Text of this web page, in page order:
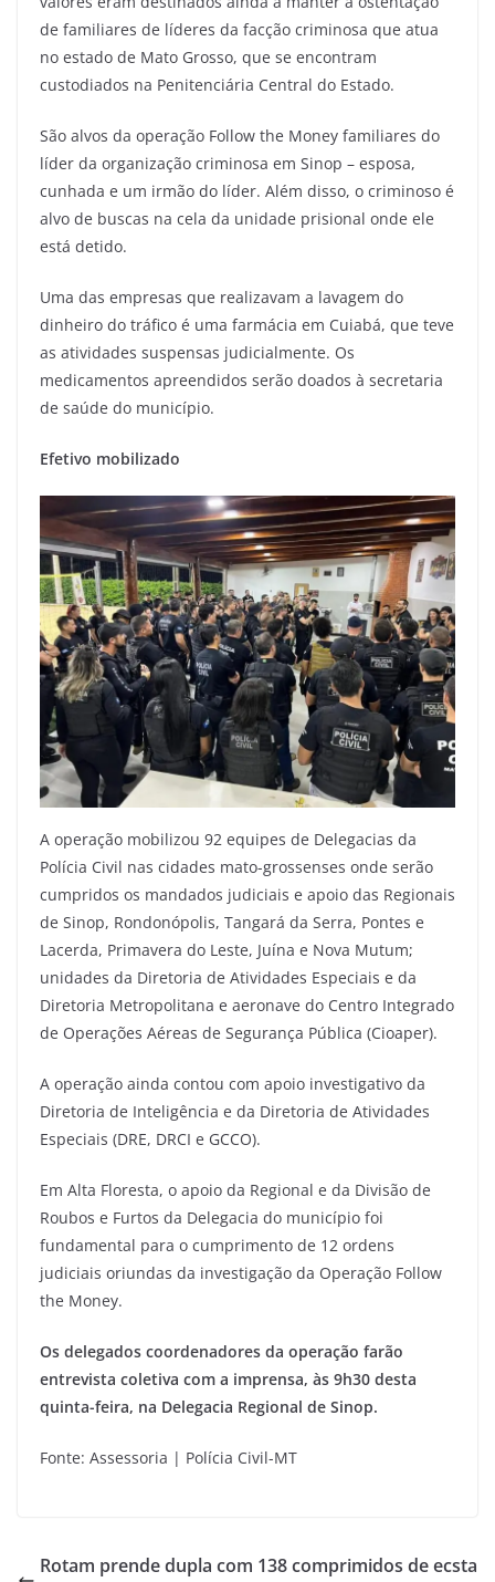
de familiares de líderes da facção criminosa que atua
no estado de Mato Grosso, que se encontram
custodiados na Penitenciária Central do Estado.
São alvos da operação Follow the Money familiares do
líder da organização criminosa em Sinop – esposa,
cunhada e um irmão do líder. Além disso, o criminoso é
alvo de buscas na cela da unidade prisional onde ele
está detido.
Uma das empresas que realizavam a lavagem do
dinheiro do tráfico é uma farmácia em Cuiabá, que teve
as atividades suspensas judicialmente. Os
medicamentos apreendidos serão doados à secretaria
de saúde do município.
Efetivo mobilizado
A operação mobilizou 92 equipes de Delegacias da
Polícia Civil nas cidades mato-grossenses onde serão
cumpridos os mandados judiciais e apoio das Regionais
de Sinop, Rondonópolis, Tangará da Serra, Pontes e
Lacerda, Primavera do Leste, Juína e Nova Mutum;
unidades da Diretoria de Atividades Especiais e da
Diretoria Metropolitana e aeronave do Centro Integrado
de Operações Aéreas de Segurança Pública (Cioaper).
A operação ainda contou com apoio investigativo da
Diretoria de Inteligência e da Diretoria de Atividades
Especiais (DRE, DRCI e GCCO).
Em Alta Floresta, o apoio da Regional e da Divisão de
Roubos e Furtos da Delegacia do município foi
fundamental para o cumprimento de 12 ordens
judiciais oriundas da investigação da Operação Follow
the Money.
Os delegados coordenadores da operação farão
entrevista coletiva com a imprensa, às 9h30 desta
quinta-feira, na Delegacia Regional de Sinop.
Fonte: Assessoria | Polícia Civil-MT
Rotam prende dupla com 138 comprimidos de ecsta